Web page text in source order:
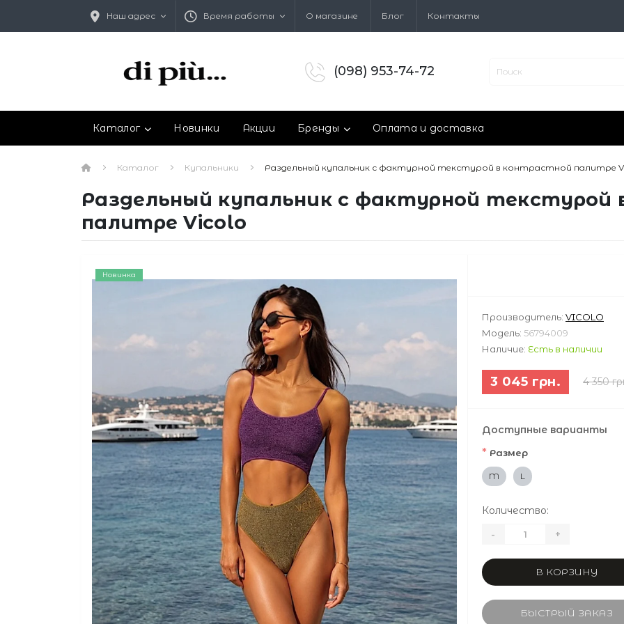
Наш адрес Время работы О магазине Блог Контакты
(098) 953-74-72
Каталог Новинки Акции Бренды Оплата и доставка
Каталог Купальники Раздельный купальник с фактурной текстурой в контрастной палитре
Раздельный купальник с фактурной текстурой
палитре Vicolo
Новинка
Производитель: VICOLO
Модель: 56794009
Наличие: Есть в наличии
3 045 грн. 4 350
Доступные варианты
* Размер
M L
Количество:
- +
В КОРЗИНУ
БЫСТРЫЙ ЗАКАЗ